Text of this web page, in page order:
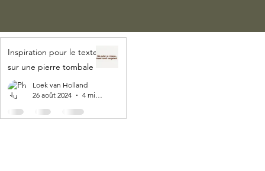
Inspiration pour le texte
sur une pierre tombale
Loek van Holland
26 août 2024
4 min de lecture